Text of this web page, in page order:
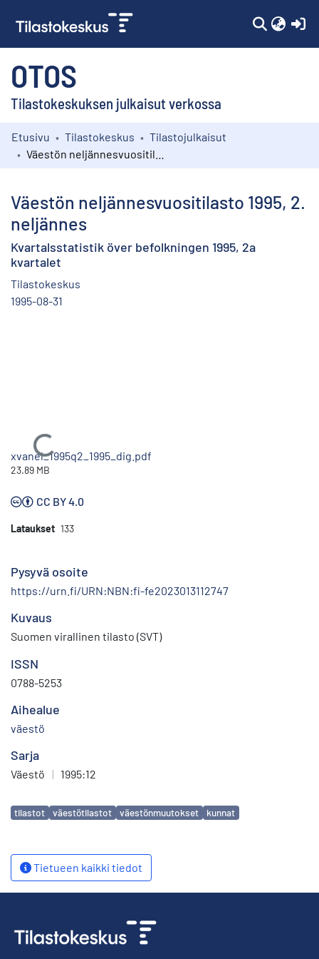
OTOS
Tilastokeskuksen julkaisut verkossa
Kokoelmat
Etusivu Tilastokeskus
Tilastojulkaisut
Väestön neljännesvuositilasto 1995, 2.
neljännes
Kvartalsstatistik över befolkningen 1995, 2a
kvartalet
Tilastokeskus
1995-08-31
Ladataan...
xvanel_1995q2_1995_dig.pdf
23.89 MB
CC BY 4.0
Lataukset 133
Pysyvä osoite
https://urn.fi/URN:NBN:fi-fe2023013112747
Kuvaus
Suomen virallinen tilasto (SVT)
ISSN
0788-5253
Aihealue
väestö
Sarja
Väestö | 1995:12
Avainsanat
tilastot väestötilastot väestönmuutokset kunnat
Tietueen kaikki tiedot